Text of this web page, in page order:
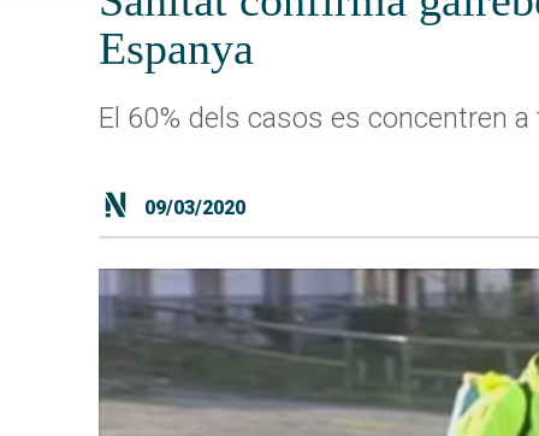
Espanya
El 60% dels casos es concentren
09/03/2020